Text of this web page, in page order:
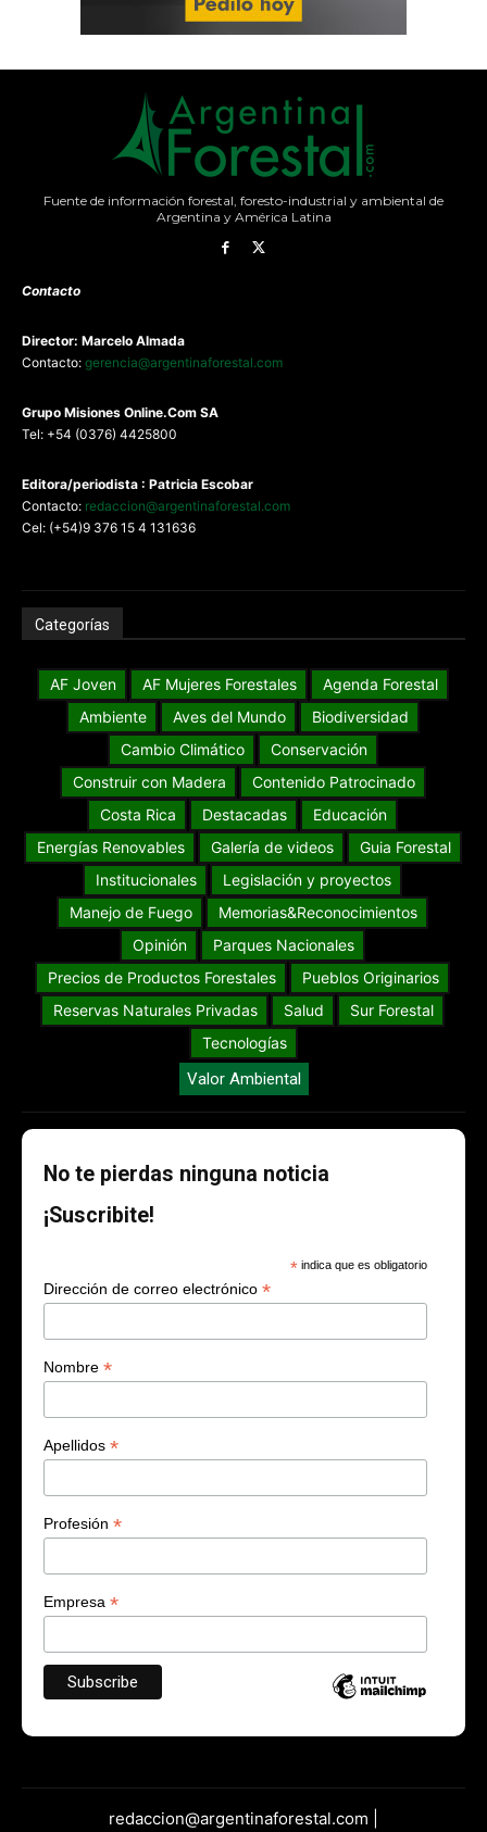
Fuente de información forestal, foresto-industrial y ambiental de
Argentina y América Latina
Contacto
Director: Marcelo Almada
Contacto: gerencia@argentinaforestal.com
Grupo Misiones Online.Com SA
Tel: +54 (0376) 4425800
Editora/periodista : Patricia Escobar
Contacto: redaccion@argentinaforestal.com
Cel: (+54)9 376 15 4 131636
Categorías
AF Joven AF Mujeres Forestales
Agenda Forestal
Ambiente
Aves del Mundo
Biodiversidad
Cambio Climático
Conservación
Construir con Madera
Contenido Patrocinado
Costa Rica
Destacadas
Educación
Energías Renovables
Galería de videos
Guia Forestal
Institucionales
Legislación y proyectos
Manejo de Fuego
Memorias&Reconocimientos
Opinión
Parques Nacionales
Precios de Productos Forestales
Pueblos Originarios
Reservas Naturales Privadas
Salud
Sur Forestal
Tecnologías
Valor Ambiental
No te pierdas ninguna noticia
¡Suscribite!
* indica que es obligatorio
Dirección de correo electrónico *
Nombre *
Apellidos *
Profesión *
Empresa *
redaccion@argentinaforestal.com |